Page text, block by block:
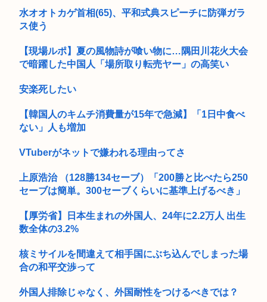
撮影し...
181人
白亜紀の3段階の食物連鎖が如実にわかる化石を発見
人気アメリカ人YouTuberのニック兄さん「中国人が日本人よ
り...
AIに「ドラクエ5の昔風アニメを作って」と命令してできた作
『ポケモンカード』バンダイのカードゲームも転売対策に”マ
高市早苗のニュース記事、コメント欄閉鎖…
【動画】まんさん同士の事故、地獄
水オオトカゲ首相(65)、平和式典スピーチに防弾ガラ
ス使う
【現場ルポ】夏の風物詩が喰い物に…隅田川花火大会
で暗躍した中国人「場所取り転売ヤー」の高笑い
安楽死したい
【韓国人のキムチ消費量が15年で急減】「1日中食べ
ない」人も増加
VTuberがネットで嫌われる理由ってさ
上原浩治 （128勝134セーブ）「200勝と比べたら250
セーブは簡単。300セーブくらいに基準上げるべき」
【厚労省】日本生まれの外国人、24年に2.2万人 出生
数全体の3.2%
核ミサイルを間違えて相手国にぶち込んでしまった場
合の和平交渉って
外国人排除じゃなく、外国耐性をつけるべきでは？